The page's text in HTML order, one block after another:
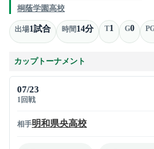
桐蔭学園高校
出場1試合 時間14分 T1 G0
カップトーナメント
07/23
1回戦
相手明和県央高校